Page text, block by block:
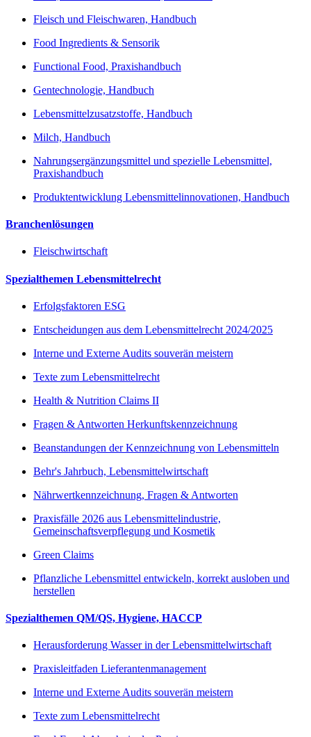
Fleisch und Fleischwaren, Handbuch
Food Ingredients & Sensorik
Functional Food, Praxishandbuch
Gentechnologie, Handbuch
Lebensmittelzusatzstoffe, Handbuch
Milch, Handbuch
Nahrungsergänzungsmittel und spezielle Lebensmittel,
Praxishandbuch
Produktentwicklung Lebensmittelinnovationen, Handbuch
Branchenlösungen
Fleischwirtschaft
Spezialthemen Lebensmittelrecht
Erfolgsfaktoren ESG
Entscheidungen aus dem Lebensmittelrecht 2024/2025
Interne und Externe Audits souverän meistern
Texte zum Lebensmittelrecht
Health & Nutrition Claims II
Fragen & Antworten Herkunftskennzeichnung
Beanstandungen der Kennzeichnung von Lebensmitteln
Behr's Jahrbuch, Lebensmittelwirtschaft
Nährwertkennzeichnung, Fragen & Antworten
Praxisfälle 2026 aus Lebensmittelindustrie,
Gemeinschaftsverpflegung und Kosmetik
Green Claims
Pflanzliche Lebensmittel entwickeln, korrekt ausloben und
herstellen
Spezialthemen QM/QS, Hygiene, HACCP
Herausforderung Wasser in der Lebensmittelwirtschaft
Praxisleitfaden Lieferantenmanagement
Interne und Externe Audits souverän meistern
Texte zum Lebensmittelrecht